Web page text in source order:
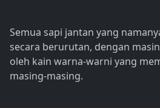
Semua sapi jantan yang
secara berurutan, dengan
oleh kain warna-warni yang
masing-masing.